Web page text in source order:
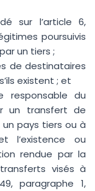
sur l’article 6,
poursuivis
un tiers ;
de destinataires
existent ; et
du
un transfert de
pays tiers ou à
l’existence ou
rendue par la
visés à
paragraphe 1,
pour que